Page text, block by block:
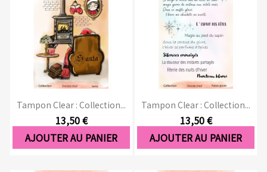
Tampon Clear : Collection...
13,50 €
AJOUTER AU PANIER
Tampon Clear : Collection...
13,50 €
AJOUTER AU PANIER